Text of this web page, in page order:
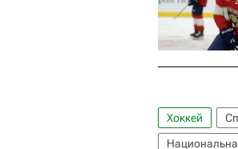
Хоккей